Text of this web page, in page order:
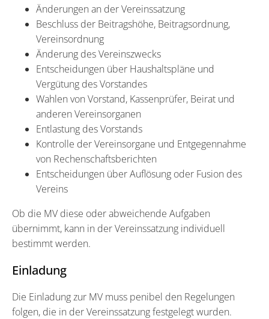
Änderungen an der Vereinssatzung
Beschluss der Beitragshöhe, Beitragsordnung,
Vereinsordnung
Änderung des Vereinszwecks
Entscheidungen über Haushaltspläne und
Vergütung des Vorstandes
Wahlen von Vorstand, Kassenprüfer, Beirat und
anderen Vereinsorganen
Entlastung des Vorstands
Kontrolle der Vereinsorgane und Entgegennahme
von Rechenschaftsberichten
Entscheidungen über Auflösung oder Fusion des
Vereins
Ob die MV diese oder abweichende Aufgaben
übernimmt, kann in der Vereinssatzung individuell
bestimmt werden.
Einladung
Die Einladung zur MV muss penibel den Regelungen
folgen, die in der Vereinssatzung festgelegt wurden.